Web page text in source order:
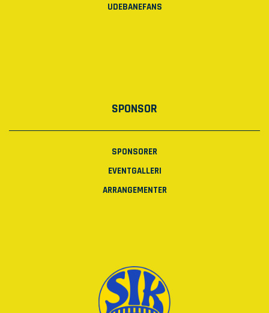
UDEBANEFANS
SPONSOR
SPONSORER
EVENTGALLERI
ARRANGEMENTER